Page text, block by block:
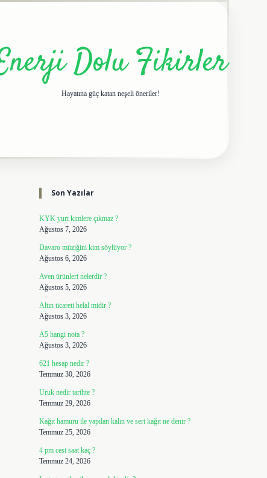
Dolu Fikirler
Hayatına güç katan neşeli öneriler!
Sidebar
Son Yazılar
KYK yurt kimlere çıkmaz ?
Ağustos 7, 2026
Davaro müziğini kim söylüyor ?
Ağustos 6, 2026
Aven ürünleri nelerdir ?
Ağustos 5, 2026
Altın ticareti helal midir ?
Ağustos 3, 2026
A5 hangi nota ?
Ağustos 3, 2026
621 hesap nedir ?
Temmuz 30, 2026
Uruk nedir tarihte ?
Temmuz 29, 2026
Kağıt hamuru ile yapılan kalın ve sert kağıt ne denir ?
Temmuz 25, 2026
4 pm cest saat kaç ?
Temmuz 24, 2026